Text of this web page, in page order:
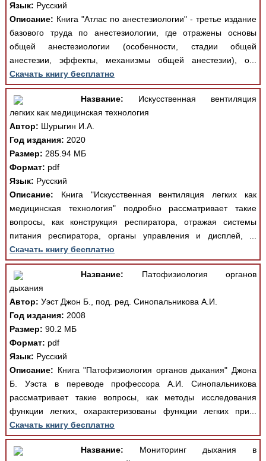
Язык: Русский
Описание: Книга "Атлас по анестезиологии" - третье издание
базового труда по анестезиологии, где отражены основы
общей анестезиологии (особенности, стадии общей
анестезии, эффекты, механизмы общей анестезии), о...
Скачать книгу бесплатно
Название: Искусственная вентиляция
легких как медицинская технология
Автор: Шурыгин И.А.
Год издания: 2020
Размер: 285.94 МБ
Формат: pdf
Язык: Русский
Описание: Книга "Искусственная вентиляция легких как
медицинская технология" подробно рассматривает такие
вопросы, как конструкция респиратора, отражая системы
питания респиратора, органы управления и дисплей, ...
Скачать книгу бесплатно
Название: Патофизиология органов
дыхания
Автор: Уэст Джон Б., под. ред. Синопальникова А.И.
Год издания: 2008
Размер: 90.2 МБ
Формат: pdf
Язык: Русский
Описание: Книга "Патофизиология органов дыхания" Джона
Б. Уэста в переводе профессора А.И. Синопальникова
рассматривает такие вопросы, как методы исследования
функции легких, охарактеризованы функции легких при...
Скачать книгу бесплатно
Название: Мониторинг дыхания в